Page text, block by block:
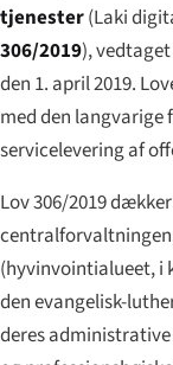
tjenester(Laki
306/2019),
den 1. april 2019.
med den
servicelevering af
Lov 306/2019
(hyvinvointialueet, i
den evangelisk-
deres